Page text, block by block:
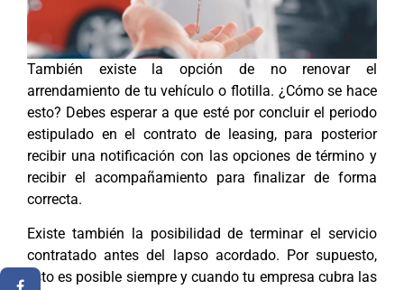
También existe la opción de no renovar el
arrendamiento de tu vehículo o flotilla. ¿Cómo se hace
esto? Debes esperar a que esté por concluir el periodo
estipulado en el contrato de leasing, para posterior
recibir una notificación con las opciones de término y
recibir el acompañamiento para finalizar de forma
correcta.
Existe también la posibilidad de terminar el servicio
contratado antes del lapso acordado. Por supuesto,
esto es posible siempre y cuando tu empresa cubra las